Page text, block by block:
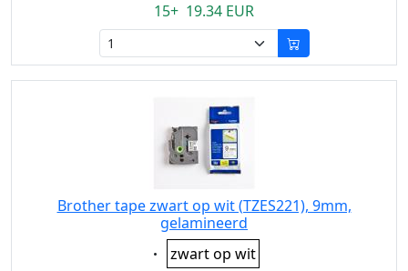
15+ 19.34 EUR
Brother tape zwart op wit (TZES221), 9mm,
gelamineerd
Eigenschaft:
zwart op wit